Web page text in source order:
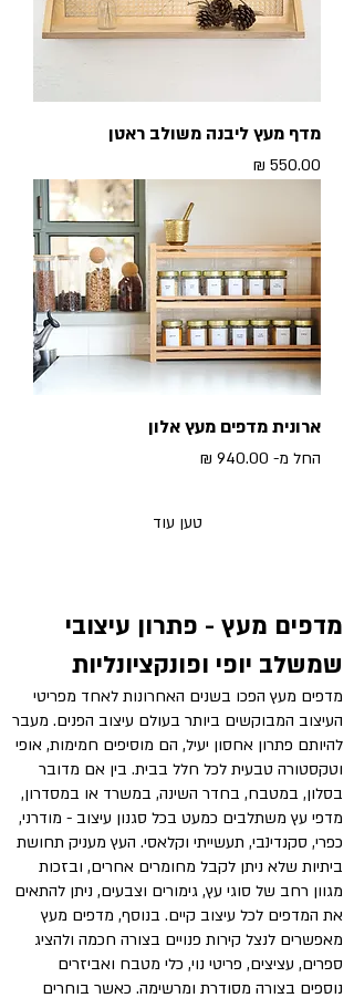
מדף מעץ ליבנה משולב ראטן
מחיר
ארונית מדפים מעץ אלון
החל מ-
מחיר מבצע
טען עוד
מדפים מעץ - פתרון עיצובי
שמשלב יופי ופונקציונליות
מדפים מעץ הפכו בשנים האחרונות לאחד מפריטי
העיצוב המבוקשים ביותר בעולם עיצוב הפנים. מעבר
להיותם פתרון אחסון יעיל, הם מוסיפים חמימות, אופי
וטקסטורה טבעית לכל חלל בבית. בין אם מדובר
בסלון, במטבח, בחדר השינה, במשרד או במסדרון,
מדפי עץ משתלבים כמעט בכל סגנון עיצוב - מודרני,
כפרי, סקנדינבי, תעשייתי וקלאסי. העץ מעניק תחושת
ביתיות שלא ניתן לקבל מחומרים אחרים, ובזכות
מגוון רחב של סוגי עץ, גימורים וצבעים, ניתן להתאים
את המדפים לכל עיצוב קיים. בנוסף, מדפים מעץ
מאפשרים לנצל קירות פנויים בצורה חכמה ולהציג
ספרים, עציצים, פריטי נוי, כלי מטבח ואביזרים
נוספים בצורה מסודרת ומרשימה. כאשר בוחרים